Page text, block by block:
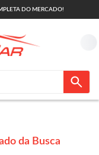
DO MERCADO!
da Busca